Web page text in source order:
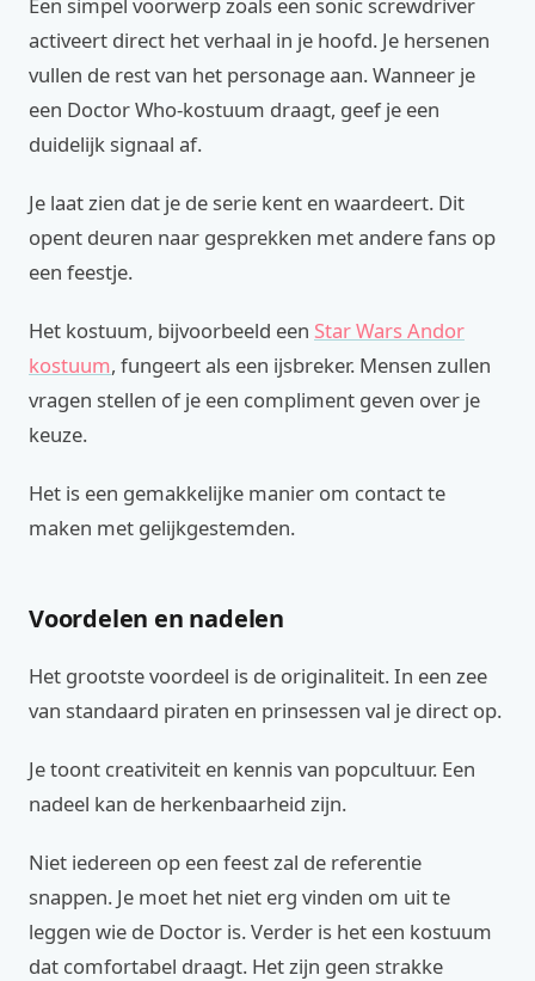
activeert direct het verhaal in je hoofd. Je hersenen
vullen de rest van het personage aan. Wanneer je
een Doctor Who-kostuum draagt, geef je een
duidelijk signaal af.
Je laat zien dat je de serie kent en waardeert. Dit
opent deuren naar gesprekken met andere fans op
een feestje.
Het kostuum, bijvoorbeeld een Star Wars Andor
kostuum, fungeert als een ijsbreker. Mensen zullen
vragen stellen of je een compliment geven over je
keuze.
Het is een gemakkelijke manier om contact te
maken met gelijkgestemden.
Voordelen en nadelen
Het grootste voordeel is de originaliteit. In een zee
van standaard piraten en prinsessen val je direct op.
Je toont creativiteit en kennis van popcultuur. Een
nadeel kan de herkenbaarheid zijn.
Niet iedereen op een feest zal de referentie
snappen. Je moet het niet erg vinden om uit te
leggen wie de Doctor is. Verder is het een kostuum
dat comfortabel draagt. Het zijn geen strakke